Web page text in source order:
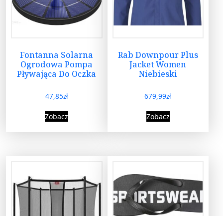
Fontanna Solarna
Ogrodowa Pompa
Pływająca Do Oczka
47,85zł
Zobacz
Rab Downpour Plus
Jacket Women
Niebieski
679,99zł
Zobacz